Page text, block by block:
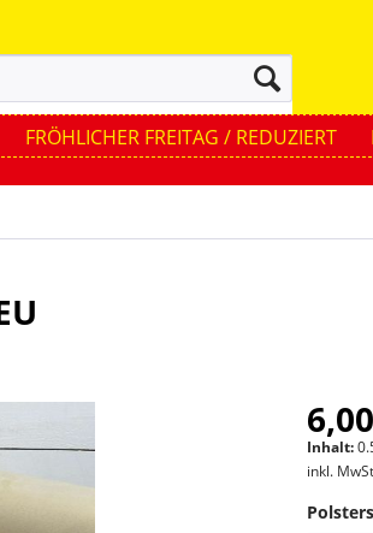
FRÖHLICHER FREITAG / REDUZIERT
Inhalt:
inkl.